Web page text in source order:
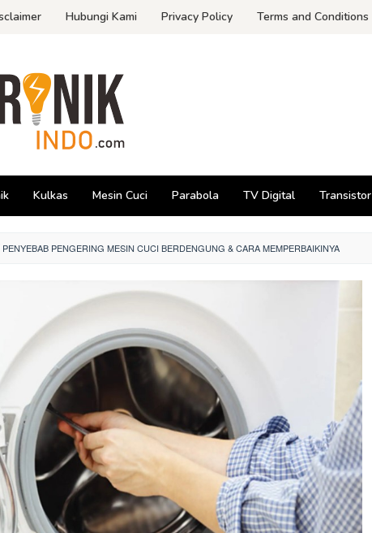
Hubungi Kami Privacy Policy Terms and Conditions
Kulkas Mesin Cuci Parabola TV Digital Transistor
PENYEBAB PENGERING MESIN CUCI BERDENGUNG & CARA MEMPERBAIKINYA